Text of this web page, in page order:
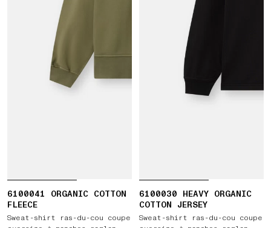
6100041 ORGANIC COTTON
FLEECE
Sweat-shirt ras-du-cou coupe
6100030 HEAVY ORGANIC
COTTON JERSEY
Sweat-shirt ras-du-cou coupe